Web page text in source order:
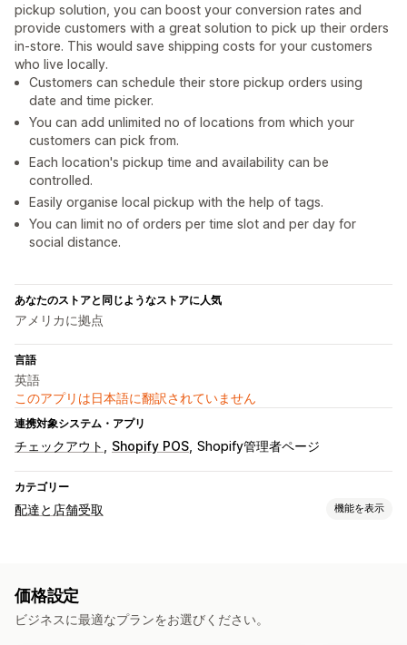
pickup solution, you can boost your conversion rates and
provide customers with a great solution to pick up their orders
in-store. This would save shipping costs for your customers
who live locally.
Customers can schedule their store pickup orders using
date and time picker.
You can add unlimited no of locations from which your
customers can pick from.
Each location's pickup time and availability can be
controlled.
Easily organise local pickup with the help of tags.
You can limit no of orders per time slot and per day for
social distance.
あなたのストアと同じようなストアに人気
アメリカに拠点
言語
英語
このアプリは日本語に翻訳されていません
連携対象システム・アプリ
チェックアウト Shopify POS Shopify管理者ページ
カテゴリー
配達と店舗受取 機能を表示
注文制限 スケジュール
価格設定
ビジネスに最適なプランをお選びください。